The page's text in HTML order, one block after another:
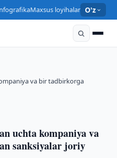
Maxsus loyihalar O'z
va bir tadbirkorga
uchta kompaniya va
sanksiyalar joriy